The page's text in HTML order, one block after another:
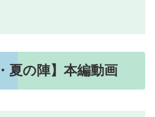
夏の陣】本編動画